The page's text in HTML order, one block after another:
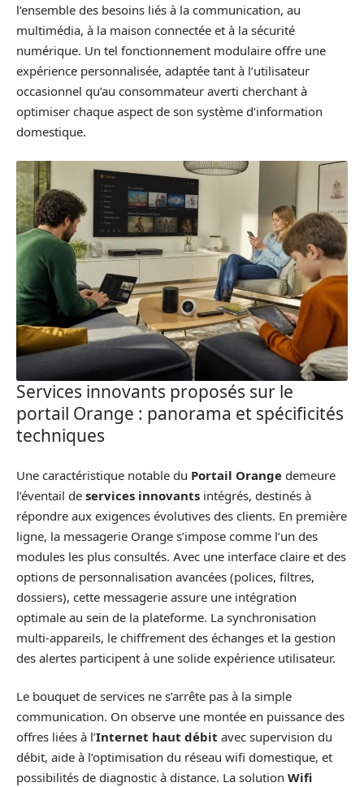
l’ensemble des besoins liés à la communication, au
multimédia, à la maison connectée et à la sécurité
numérique. Un tel fonctionnement modulaire offre une
expérience personnalisée, adaptée tant à l’utilisateur
occasionnel qu’au consommateur averti cherchant à
optimiser chaque aspect de son système d’information
domestique.
Services innovants proposés sur le
portail Orange : panorama et spécificités
techniques
Une caractéristique notable du Portail Orange demeure
l’éventail de services innovants intégrés, destinés à
répondre aux exigences évolutives des clients. En première
ligne, la messagerie Orange s’impose comme l’un des
modules les plus consultés. Avec une interface claire et des
options de personnalisation avancées (polices, filtres,
dossiers), cette messagerie assure une intégration
optimale au sein de la plateforme. La synchronisation
multi-appareils, le chiffrement des échanges et la gestion
des alertes participent à une solide expérience utilisateur.
Le bouquet de services ne s’arrête pas à la simple
communication. On observe une montée en puissance des
offres liées à l’Internet haut débit avec supervision du
débit, aide à l’optimisation du réseau wifi domestique, et
possibilités de diagnostic à distance. La solution Wifi